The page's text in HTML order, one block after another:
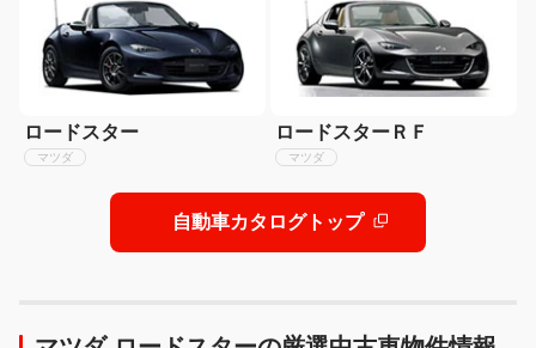
ロードスター
マツダ
ロードスターＲＦ
マツダ
自動車カタログトップ